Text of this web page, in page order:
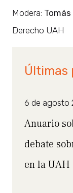
Modera:
Derecho UAH
Últimas
6 de agosto
Anuario
debate
en la UAH